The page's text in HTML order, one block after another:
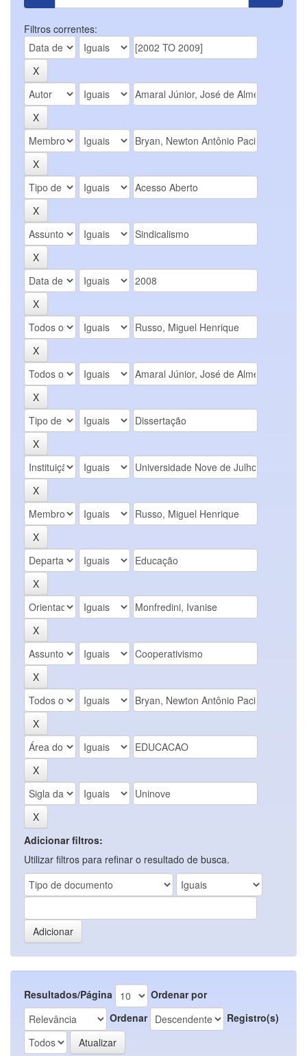
Filtros correntes:
Adicionar filtros:
Utilizar filtros para refinar o resultado de busca.
Resultados/Página
Ordenar por
Ordenar
Registro(s)